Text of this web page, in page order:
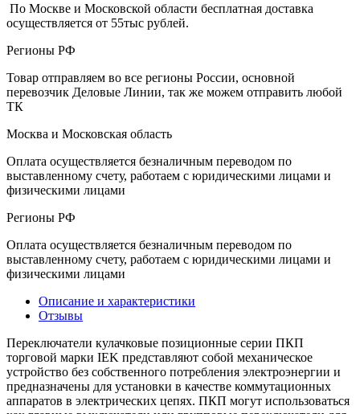
По Москве и Московской области бесплатная доставка
осуществляется от 55тыс рублей.
Регионы РФ
Товар отправляем во все регионы России, основной
перевозчик Деловые Линии, так же можем отправить любой
ТК
Москва и Московская область
Оплата осуществляется безналичным переводом по
выставленному счету, работаем с юридическими лицами и
физическими лицами
Регионы РФ
Оплата осуществляется безналичным переводом по
выставленному счету, работаем с юридическими лицами и
физическими лицами
Описание и характеристики
Отзывы
Переключатели кулачковые позиционные серии ПКП
торговой марки IEK представляют собой механическое
устройство без собственного потребления электроэнергии и
предназначены для установки в качестве коммутационных
аппаратов в электрических цепях. ПКП могут использоваться